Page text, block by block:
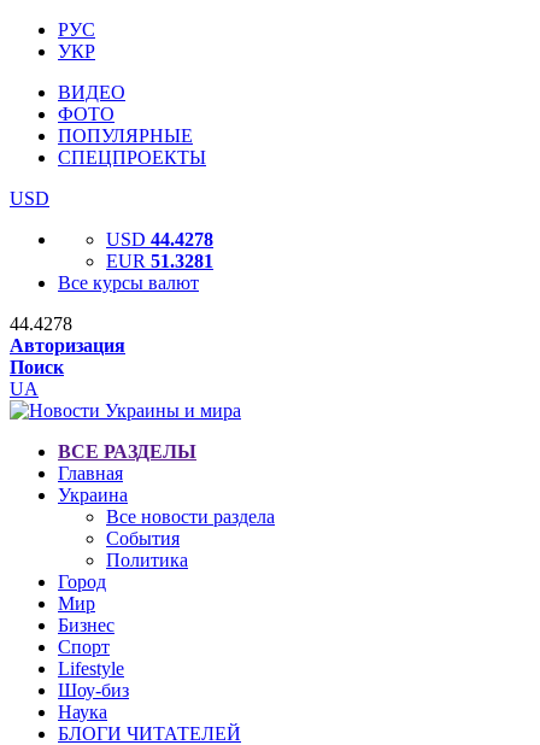
РУС
УКР
ВИДЕО
ФОТО
ПОПУЛЯРНЫЕ
СПЕЦПРОЕКТЫ
USD
USD 44.4278
EUR 51.3281
Все курсы валют
44.4278
Авторизация
Поиск
UA
ВСЕ РАЗДЕЛЫ
Главная
Украина
Все новости раздела
События
Политика
Город
Мир
Бизнес
Спорт
Lifestyle
Шоу-биз
Наука
БЛОГИ ЧИТАТЕЛЕЙ